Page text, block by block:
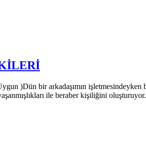
)Dün bir arkadaşımın
ile beraber kişiliğini